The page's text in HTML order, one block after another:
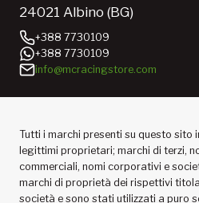
24021 Albino (BG)
+388 7730109
+388 7730109
info@mcracingstore.com
Tutti i marchi presenti su questo sito
legittimi proprietari; marchi di terzi,
commerciali, nomi corporativi e
marchi di proprietà dei rispettivi
società e sono stati utilizzati a puro